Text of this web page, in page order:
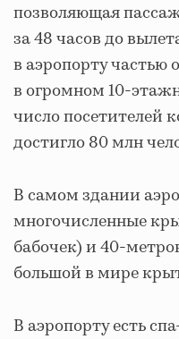
позволяющая
за 48 часов до
в аэропорту
в огромном 10-
число посетителей
достигло 80 млн
В самом здании
многочисленные
бабочек) и 40-
большой в мире
В аэропорту есть